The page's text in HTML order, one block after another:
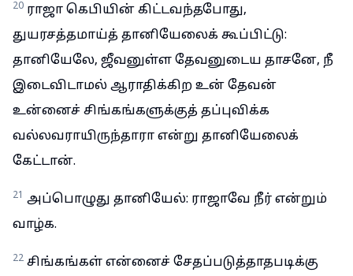
20 ராஜா கெபியின் கிட்டவந்தபோது,
துயரசத்தமாய்த் தானியேலைக் கூப்பிட்டு:
தானியேலே, ஜீவனுள்ள தேவனுடைய தாசனே, நீ
இடைவிடாமல் ஆராதிக்கிற உன் தேவன்
உன்னைச் சிங்கங்களுக்குத் தப்புவிக்க
வல்லவராயிருந்தாரா என்று தானியேலைக்
கேட்டான்.
21 அப்பொழுது தானியேல்: ராஜாவே நீர் என்றும்
வாழ்க.
22 சிங்கங்கள் என்னைச் சேதப்படுத்தாதபடிக்கு